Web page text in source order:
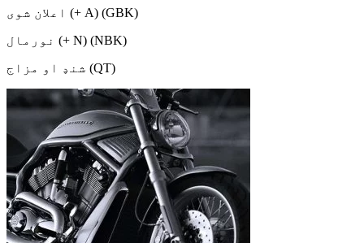
اعلان شوی (+ A) (GBK)
نورمال (+ N) (NBK)
شنډ او مزاج (QT)